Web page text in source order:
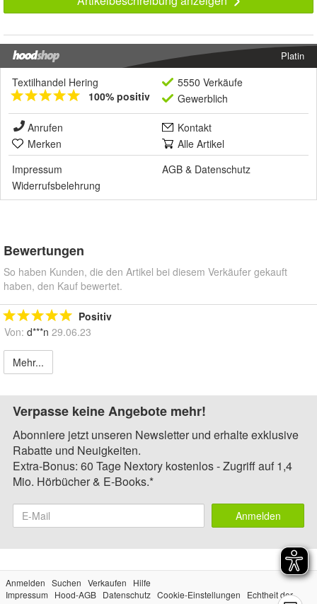
Platin
Textilhandel Hering
100% positiv
5550 Verkäufe
Gewerblich
Anrufen
Kontakt
Merken
Alle Artikel
Impressum
AGB & Datenschutz
Widerrufsbelehrung
Bewertungen
So haben Kunden, die den Artikel bei diesem Verkäufer gekauft
haben, den Kauf bewertet.
Positiv
Von: d***n 29.06.23
Mehr...
Verpasse keine Angebote mehr!
Abonniere jetzt unseren Newsletter und erhalte exklusive
Rabatte und Neuigkeiten.
Extra-Bonus: 60 Tage Nextory kostenlos - Zugriff auf 1,4
Mio. Hörbücher & E-Books.*
Anmelden
Anmelden Suchen Verkaufen
Hilfe
Impressum
Hood-AGB Datenschutz Cookie-Einstellungen
Echtheit der